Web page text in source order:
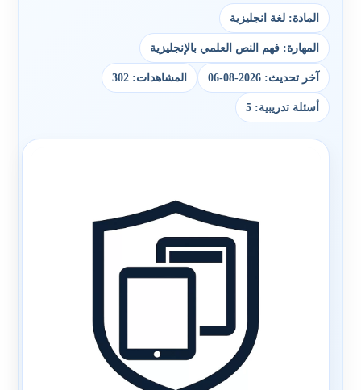
المادة: لغة انجليزية
المهارة: فهم النص العلمي بالإنجليزية
آخر تحديث: 2026-08-06 المشاهدات: 302
أسئلة تدريبية: 5